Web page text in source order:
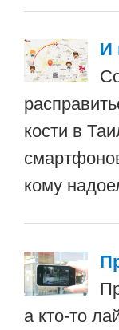
И
кости в
кому
а кто-то